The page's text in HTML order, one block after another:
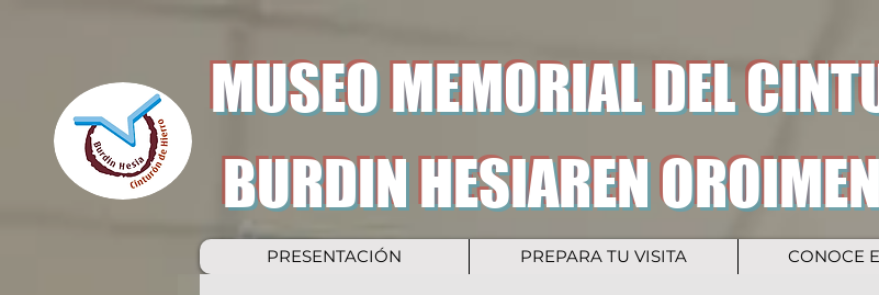
MUSEO MEMORIAL DEL
PRESENTACIÓN PREPARA TU VISITA CONOCE
BURDIN HESIAREN